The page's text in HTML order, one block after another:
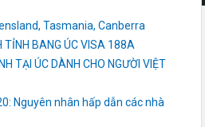
Tasmania, Canberra
TỈNH BANG ÚC VISA 188A
TẠI ÚC DÀNH CHO NGƯỜI VIỆT
Nguyên nhân hấp dẫn các nhà